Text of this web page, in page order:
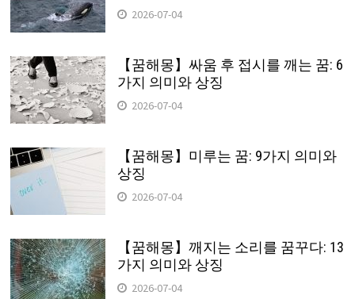
2026-07-04
【꿈해몽】싸움 후 접시를 깨는 꿈: 6
가지 의미와 상징
2026-07-04
【꿈해몽】미루는 꿈: 9가지 의미와
상징
2026-07-04
【꿈해몽】깨지는 소리를 꿈꾸다: 13
가지 의미와 상징
2026-07-04